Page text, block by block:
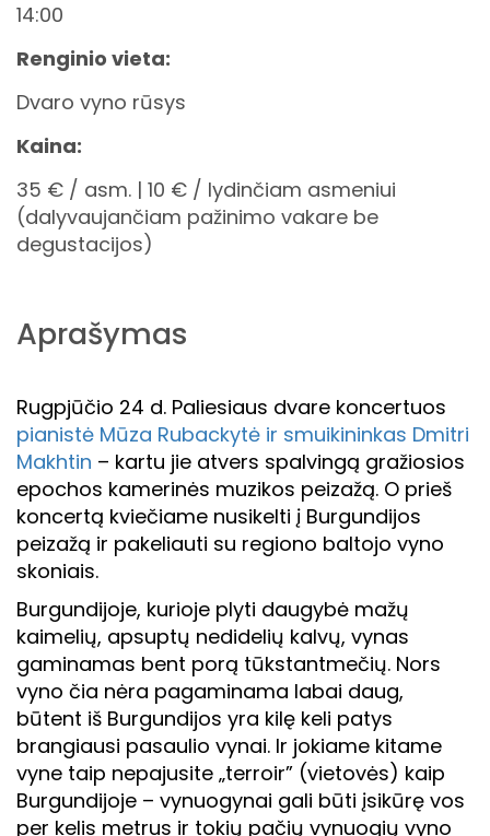
14:00
Renginio vieta:
Dvaro vyno rūsys
Kaina:
35 € / asm. | 10 € / lydinčiam asmeniui
(dalyvaujančiam pažinimo vakare be
degustacijos)
Aprašymas
Rugpjūčio 24 d. Paliesiaus dvare koncertuos
pianistė Mūza Rubackytė ir smuikininkas Dmitri
Makhtin – kartu jie atvers spalvingą gražiosios
epochos kamerinės muzikos peizažą. O prieš
koncertą kviečiame nusikelti į Burgundijos
peizažą ir pakeliauti su regiono baltojo vyno
skoniais.
Burgundijoje, kurioje plyti daugybė mažų
kaimelių, apsuptų nedidelių kalvų, vynas
gaminamas bent porą tūkstantmečių. Nors
vyno čia nėra pagaminama labai daug,
būtent iš Burgundijos yra kilę keli patys
brangiausi pasaulio vynai. Ir jokiame kitame
vyne taip nepajusite „terroir” (vietovės) kaip
Burgundijoje – vynuogynai gali būti įsikūrę vos
per kelis metrus ir tokių pačių vynuogių vyno